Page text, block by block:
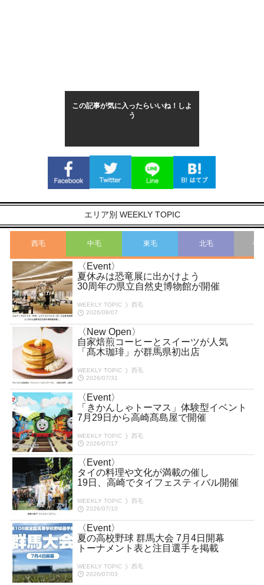
この記事が気に入ったらいいね！しよ
う
エリア別 WEEKLY TOPIC
西毛 中毛 東毛 北毛 そ
〈Event〉
夏休みは恐竜展に出かけよう
30周年の県立自然史博物館が開催
WEEKLY TOPIC
西毛
2026/08/07
〈New Open〉
自家焙煎コーヒーとスイーツが人気
「髙木珈琲」が群馬県初出店
WEEKLY TOPIC
西毛
2026/07/31
〈Event〉
「きかんしゃトーマス」体験型イベント
7月29日から高崎髙島屋で開催
WEEKLY TOPIC
西毛
2026/07/17
〈Event〉
タイの料理や文化が満載の催し
19日、高崎でタイフェスティバル開催
WEEKLY TOPIC
西毛
2026/07/10
〈Event〉
夏の高校野球 群馬大会 7月4日開幕
トーナメント表と注目選手を掲載
WEEKLY TOPIC
西毛
2026/07/03